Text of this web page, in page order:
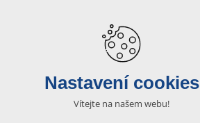
Nastavení cookies
Vítejte na našem webu!